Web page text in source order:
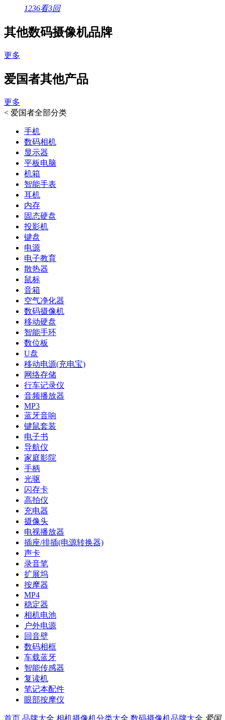
1236看3回
其他数码摄像机品牌
更多
爱国者其他产品
更多
< 爱国者全部分类
手机
数码相机
显示器
平板电脑
机箱
智能手表
耳机
内存
固态硬盘
投影机
键盘
电源
电子教育
散热器
鼠标
音箱
空气净化器
数码摄像机
移动硬盘
智能手环
数位板
U盘
移动电源(充电宝)
网络存储
行车记录仪
音频播放器
MP3
蓝牙音响
键鼠套装
电子书
导航仪
家庭影院
手柄
光驱
闪存卡
高拍仪
充电器
摄像头
电视播放器
插座/排插(电源转换器)
声卡
录音笔
扩展坞
按摩器
MP4
稳定器
相机电池
户外电源
回音壁
数码相框
车载蓝牙
智能传感器
复读机
笔记本配件
眼部按摩仪
首页 品牌大全 相机摄像机分类大全 数码摄像机品牌大全 爱国